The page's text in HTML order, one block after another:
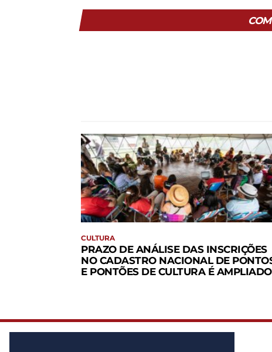
CULTURA
PRAZO DE ANÁLISE DAS INSCRIÇÕES
NO CADASTRO NACIONAL DE
E PONTÕES DE CULTURA É AMPLIADO